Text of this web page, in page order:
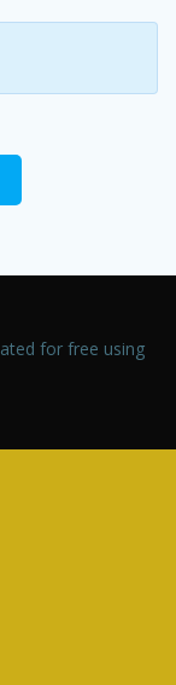
for free using